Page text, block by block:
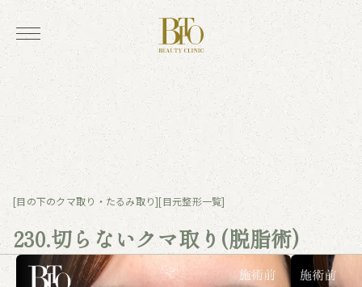
[目の下のクマ取り・たるみ取り][目元整形一覧]
230.切らないクマ取り(脱脂術)